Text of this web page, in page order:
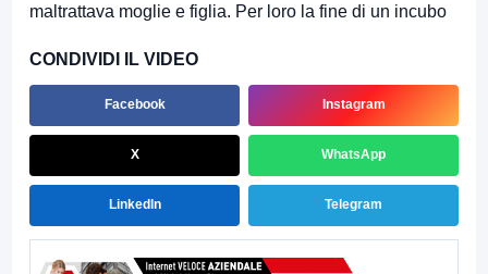
maltrattava moglie e figlia. Per loro la fine di un incubo
CONDIVIDI IL VIDEO
Facebook Instagram
X WhatsApp
LinkedIn Telegram